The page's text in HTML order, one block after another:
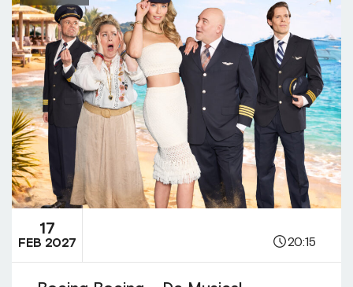
17
FEB 2027 20:15